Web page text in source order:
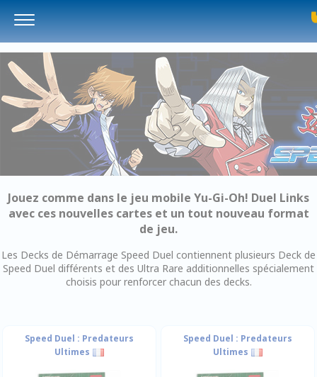
Jouez comme dans le jeu mobile Yu-Gi-Oh! Duel Links
avec ces nouvelles cartes et un tout nouveau format
de jeu.
Les Decks de Démarrage Speed Duel contiennent plusieurs Deck de
Speed Duel différents et des Ultra Rare additionnelles spécialement
choisis pour renforcer chacun des decks.
Speed Duel : Predateurs
Ultimes
Speed Duel : Predateurs
Ultimes